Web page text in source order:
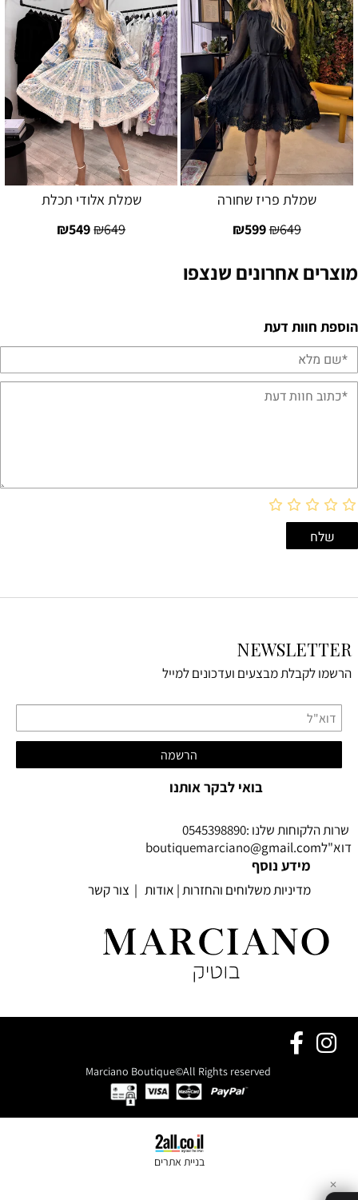
שמלת פריז שחורה
₪649
₪599
שמלת אלודי תכלת
₪649
₪549
מוצרים אחרונים שנצפו
הוספת חוות דעת
NEWSLETTER
הרשמו לקבלת מבצעים ועדכונים למייל
בואי לבקר אותנו
שרות הלקוחות שלנו :0545398890
דוא"לboutiquemarciano@gmail.com
מידע נוסף
מדיניות משלוחים והחזרות| אודות | צור קשר
בניית אתרים
✕